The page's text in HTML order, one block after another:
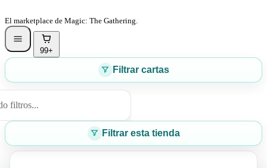
El marketplace de Magic: The Gathering.
99+
Filtrar cartas
filtros...
Filtrar esta tienda